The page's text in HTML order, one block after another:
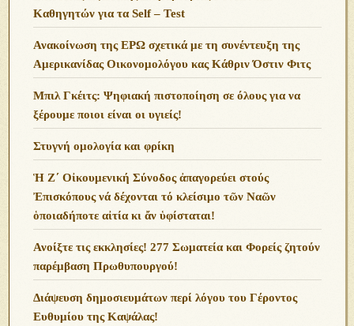
Καθηγητών για τα Self – Test
Ανακοίνωση της ΕΡΩ σχετικά με τη συνέντευξη της
Αμερικανίδας Οικονομολόγου κας Κάθριν Όστιν Φιτς
Μπιλ Γκέιτς: Ψηφιακή πιστοποίηση σε όλους για να
ξέρουμε ποιοι είναι οι υγιείς!
Στυγνή ομολογία και φρίκη
Ἡ Ζ΄ Οἰκουμενική Σύνοδος ἀπαγορεύει στούς
Ἐπισκόπους νά δέχονται τό κλείσιμο τῶν Ναῶν
ὁποιαδήποτε αἰτία κι ἄν ὑφίσταται!
Ανoίξτε τις εκκλησίες! 277 Σωματεία και Φορείς ζητούν
παρέμβαση Πρωθυπουργού!
Διάψευση δημοσιευμάτων περί λόγου του Γέροντος
Ευθυμίου της Καψάλας!